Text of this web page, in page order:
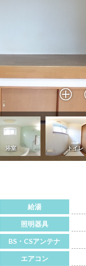
給湯
照明器具
BS・CSアンテナ
エアコン